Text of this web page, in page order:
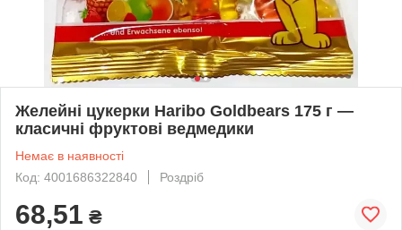
Желейні цукерки Haribo Goldbears 175 г —
класичні фруктові ведмедики
Немає в наявності
Код: 4001686322840
Роздріб
68,51 ₴